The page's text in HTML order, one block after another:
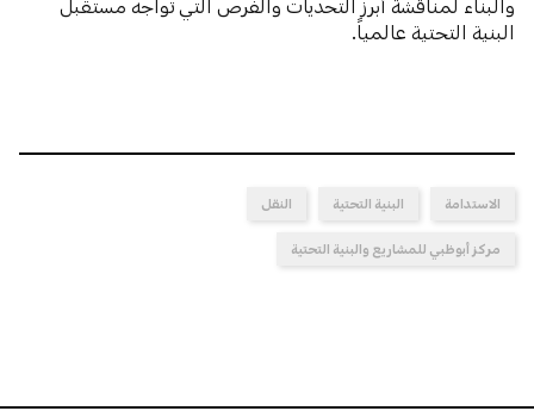
والبناء لمناقشة أبرز التحديات والفرص التي تواجه مستقبل
البنية التحتية عالمياً.
الاستدامة البنية التحتية النقل
مركز أبوظبي للمشاريع والبنية التحتية